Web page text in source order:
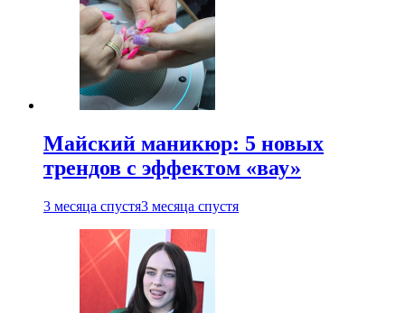
Майский маникюр: 5 новых
трендов с эффектом «вау»
3 месяца спустя3 месяца спустя